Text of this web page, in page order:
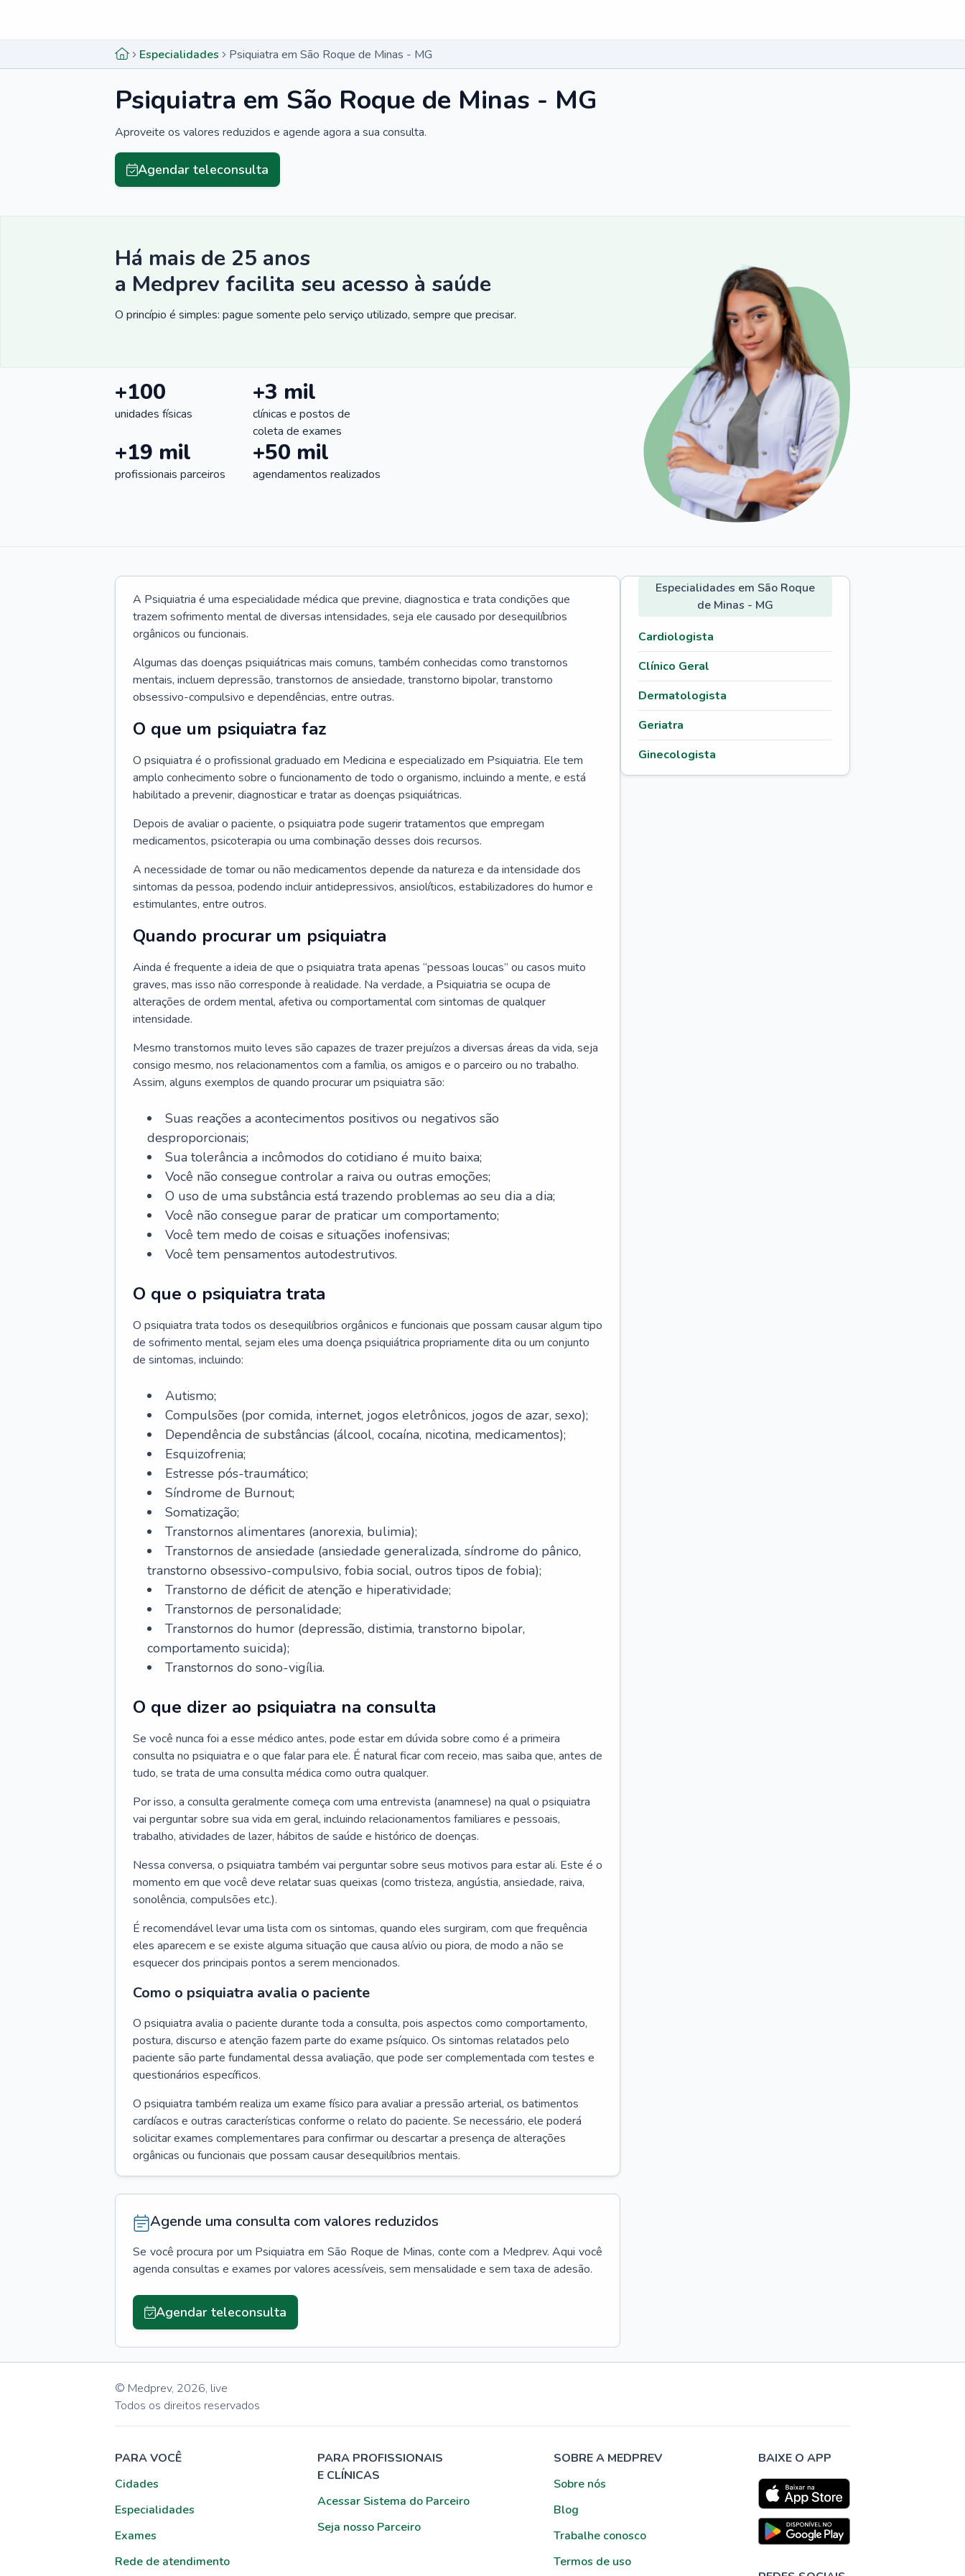
Especialidades Psiquiatra em São Roque de Minas - MG
Psiquiatra em São Roque de Minas - MG
Aproveite os valores reduzidos e agende agora a sua consulta.
Agendar teleconsulta
Há mais de 25 anos
a Medprev facilita seu acesso à saúde
O princípio é simples: pague somente pelo serviço utilizado, sempre que precisar.
+100
unidades físicas
+3 mil
clínicas e postos de
coleta de exames
+19 mil
profissionais parceiros
+50 mil
agendamentos realizados
A Psiquiatria é uma especialidade médica que previne, diagnostica e trata condições que
trazem sofrimento mental de diversas intensidades, seja ele causado por desequilíbrios
orgânicos ou funcionais.
Algumas das doenças psiquiátricas mais comuns, também conhecidas como transtornos
mentais, incluem depressão, transtornos de ansiedade, transtorno bipolar, transtorno
obsessivo-compulsivo e dependências, entre outras.
O que um psiquiatra faz
O psiquiatra é o profissional graduado em Medicina e especializado em Psiquiatria. Ele tem
amplo conhecimento sobre o funcionamento de todo o organismo, incluindo a mente, e está
habilitado a prevenir, diagnosticar e tratar as doenças psiquiátricas.
Depois de avaliar o paciente, o psiquiatra pode sugerir tratamentos que empregam
medicamentos, psicoterapia ou uma combinação desses dois recursos.
A necessidade de tomar ou não medicamentos depende da natureza e da intensidade dos
sintomas da pessoa, podendo incluir antidepressivos, ansiolíticos, estabilizadores do humor e
estimulantes, entre outros.
Quando procurar um psiquiatra
Ainda é frequente a ideia de que o psiquiatra trata apenas “pessoas loucas” ou casos muito
graves, mas isso não corresponde à realidade. Na verdade, a Psiquiatria se ocupa de
alterações de ordem mental, afetiva ou comportamental com sintomas de qualquer
intensidade.
Mesmo transtornos muito leves são capazes de trazer prejuízos a diversas áreas da vida, seja
consigo mesmo, nos relacionamentos com a família, os amigos e o parceiro ou no trabalho.
Assim, alguns exemplos de quando procurar um psiquiatra são:
Suas reações a acontecimentos positivos ou negativos são
desproporcionais;
Sua tolerância a incômodos do cotidiano é muito baixa;
Você não consegue controlar a raiva ou outras emoções;
O uso de uma substância está trazendo problemas ao seu dia a dia;
Você não consegue parar de praticar um comportamento;
Você tem medo de coisas e situações inofensivas;
Você tem pensamentos autodestrutivos.
O que o psiquiatra trata
O psiquiatra trata todos os desequilíbrios orgânicos e funcionais que possam causar algum tipo
de sofrimento mental, sejam eles uma doença psiquiátrica propriamente dita ou um conjunto
de sintomas, incluindo:
Autismo;
Compulsões (por comida, internet, jogos eletrônicos, jogos de azar, sexo);
Dependência de substâncias (álcool, cocaína, nicotina, medicamentos);
Esquizofrenia;
Estresse pós-traumático;
Síndrome de Burnout;
Somatização;
Transtornos alimentares (anorexia, bulimia);
Transtornos de ansiedade (ansiedade generalizada, síndrome do pânico,
transtorno obsessivo-compulsivo, fobia social, outros tipos de fobia);
Transtorno de déficit de atenção e hiperatividade;
Transtornos de personalidade;
Transtornos do humor (depressão, distimia, transtorno bipolar,
comportamento suicida);
Transtornos do sono-vigília.
O que dizer ao psiquiatra na consulta
Se você nunca foi a esse médico antes, pode estar em dúvida sobre como é a primeira
consulta no psiquiatra e o que falar para ele. É natural ficar com receio, mas saiba que, antes de
tudo, se trata de uma consulta médica como outra qualquer.
Por isso, a consulta geralmente começa com uma entrevista (anamnese) na qual o psiquiatra
vai perguntar sobre sua vida em geral, incluindo relacionamentos familiares e pessoais,
trabalho, atividades de lazer, hábitos de saúde e histórico de doenças.
Nessa conversa, o psiquiatra também vai perguntar sobre seus motivos para estar ali. Este é o
momento em que você deve relatar suas queixas (como tristeza, angústia, ansiedade, raiva,
sonolência, compulsões etc.).
É recomendável levar uma lista com os sintomas, quando eles surgiram, com que frequência
eles aparecem e se existe alguma situação que causa alívio ou piora, de modo a não se
esquecer dos principais pontos a serem mencionados.
Como o psiquiatra avalia o paciente
O psiquiatra avalia o paciente durante toda a consulta, pois aspectos como comportamento,
postura, discurso e atenção fazem parte do exame psíquico. Os sintomas relatados pelo
paciente são parte fundamental dessa avaliação, que pode ser complementada com testes e
questionários específicos.
O psiquiatra também realiza um exame físico para avaliar a pressão arterial, os batimentos
cardíacos e outras características conforme o relato do paciente. Se necessário, ele poderá
solicitar exames complementares para confirmar ou descartar a presença de alterações
orgânicas ou funcionais que possam causar desequilíbrios mentais.
Agende uma consulta com valores reduzidos
Se você procura por um Psiquiatra em São Roque de Minas, conte com a Medprev. Aqui você
agenda consultas e exames por valores acessíveis, sem mensalidade e sem taxa de adesão.
Agendar teleconsulta
Especialidades em São Roque
de Minas - MG
Cardiologista
Clínico Geral
Dermatologista
Geriatra
Ginecologista
© Medprev, 2026, live
Todos os direitos reservados
PARA VOCÊ
Cidades
Especialidades
Exames
Rede de atendimento
PARA PROFISSIONAIS
E CLÍNICAS
Acessar Sistema do Parceiro
Seja nosso Parceiro
SOBRE A MEDPREV
Sobre nós
Blog
Trabalhe conosco
Termos de uso
BAIXE O APP